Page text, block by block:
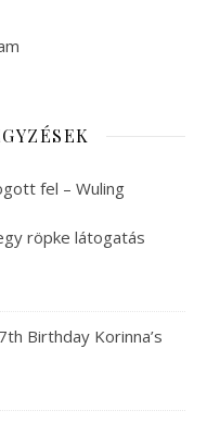
fel – Wuling
röpke látogatás
Birthday Korinna’s